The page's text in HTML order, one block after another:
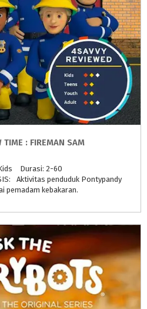
TIME : FIREMAN SAM⠀
Durasi: 2-60
penduduk Pontypandy
pemadam kebakaran.⠀ ⠀